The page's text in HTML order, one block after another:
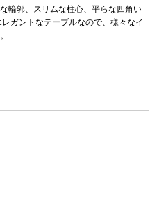
輪郭、スリムな柱心、平らな四角い
ガントなテーブルなので、様々なイ